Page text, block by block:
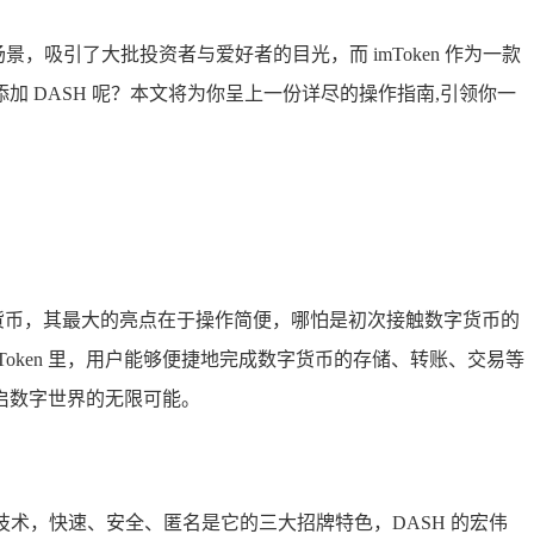
，吸引了大批投资者与爱好者的目光，而 imToken 作为一款
DASH 呢？本文将为你呈上一份详尽的操作指南,引领你一
，其最大的亮点在于操作简便，哪怕是初次接触数字货币的
里，用户能够便捷地完成数字货币的存储、转账、交易等
字世界的无限可能。
，快速、安全、匿名是它的三大招牌特色，DASH 的宏伟